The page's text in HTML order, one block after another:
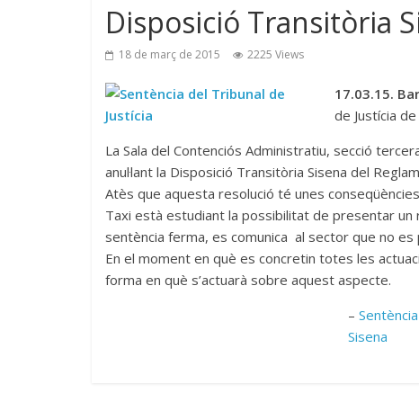
Disposició Transitòria
18 de març de 2015 2225 Views
17.03.15.
de Justícia
La Sala del Contenciós Administratiu, secció
anul·lant la Disposició Transitòria Sisena del
Atès que aquesta resolució té unes
Taxi està estudiant la possibilitat de presentar un
sentència ferma, es comunica al sector que no es
En el moment en què es concretin totes les
forma en què s’actuarà sobre aquest aspecte.
–
Sisena